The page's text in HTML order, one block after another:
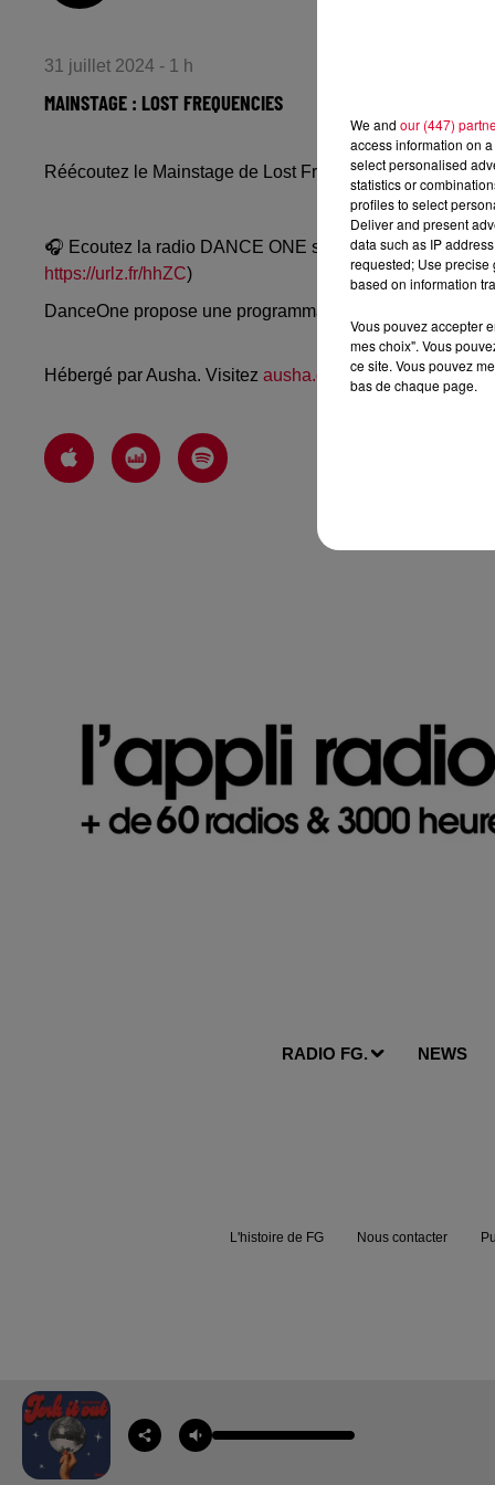
31 juillet 2024 - 1 h
MAINSTAGE : LOST FREQUENCIES
Réécoutez le Mainstage de Lost Frequencies du mardi
🎧 Ecoutez la radio DANCE ONE sur www.danceone.fr,
https://urlz.fr/hhZC)
DanceOne propose une programmation dance, EDM,
Hébergé par Ausha. Visitez ausha.co/politique-de-
RADIO FG. NEWS
L'histoire de FG Nous contacter
We and our (447)
access information on
select personalised
statistics or
profiles to select
Deliver and present
data such as IP
requested; Use precise
based on information
Vous pouvez accepter
mes choix". Vous
ce site. Vous pouvez
bas de chaque page.